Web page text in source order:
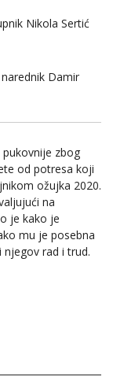
Nikola Sertić
Damir
pukovnije zbog
od potresa koji
ožujka 2020.
na
je kako je
mu je posebna
rad i trud.